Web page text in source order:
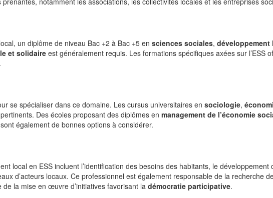
un diplôme de niveau Bac +2 à Bac +5 en sciences sociales, développement
et solidaire est généralement requis. Les formations spécifiques axées sur l’ESS
se spécialiser dans ce domaine. Les cursus universitaires en sociologie,
Des écoles proposant des diplômes en management de l’économie
sont également de bonnes options à considérer.
local en ESS incluent l’identification des besoins des habitants, le développement
d’acteurs locaux. Ce professionnel est également responsable de la recherche
la mise en œuvre d’initiatives favorisant la démocratie participative.